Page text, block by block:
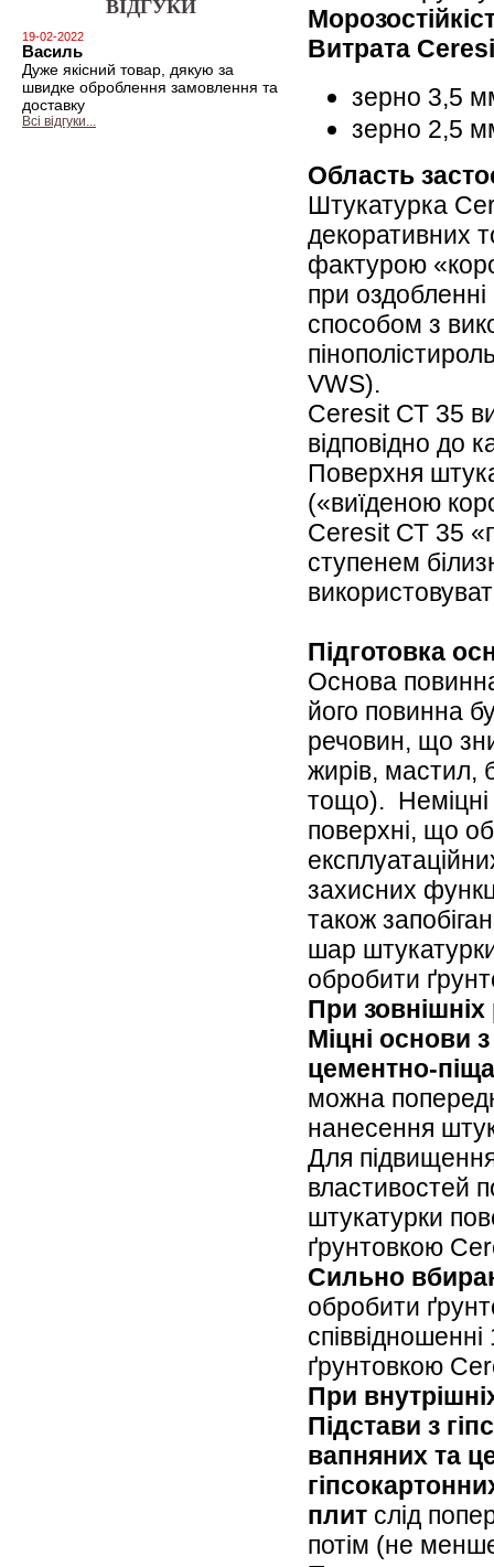
ВІДГУКИ
19-02-2022
Василь
Дуже якісний товар, дякую за
швидке оброблення замовлення та
доставку
Всі відгуки...
Витрата
зерно 3,5
зерно 2,5
Область
Штукатурка
декоративних
фактурою
при
способом з
VWS).
Ceresit СТ 35
відповідно до
Поверхня
(«виїденою
Ceresit СТ 35
ступенем
Підготовка
Основа
його повинна
речовин, що
жирів, мастил,
тощо).
поверхні, що
захисних
також
шар
обробити
При
Міцні основи
цементно-
можна
нанесення
Для
властивостей
штукатурки
ґрунтовкою
Сильно
обробити
ґрунтовкою
При
Підстави з
вапняних та
плит слід
потім (не